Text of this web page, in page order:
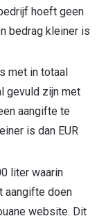
hoeft geen
bedrag kleiner is
met in totaal
gevuld zijn met
aangifte te
is dan EUR
liter waarin
aangifte doen
website. Dit